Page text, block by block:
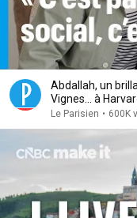
Abdallah, un
Vignes... à
Le Parisien • 600K